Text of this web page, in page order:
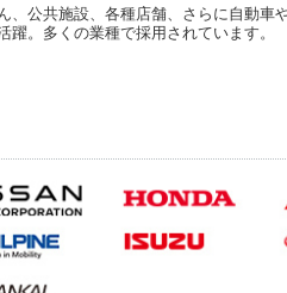
、公共施設、各種店舗、さらに自動車
躍。多くの業種で採用されています。